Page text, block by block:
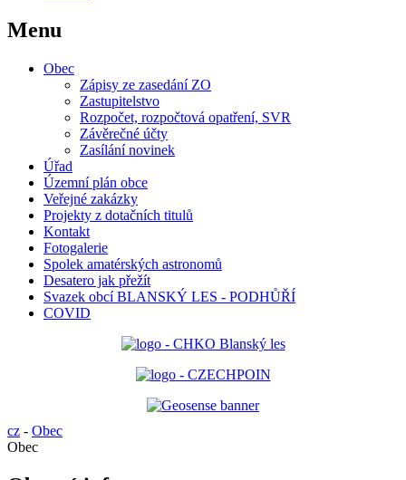
Menu
Obec
Zápisy ze zasedání ZO
Zastupitelstvo
Rozpočet, rozpočtová opatření, SVR
Závěrečné účty
Zasílání novinek
Úřad
Územní plán obce
Veřejné zakázky
Projekty z dotačních titulů
Kontakt
Fotogalerie
Spolek amatérských astronomů
Desatero jak přežít
Svazek obcí BLANSKÝ LES - PODHŮŘÍ
COVID
cz - Obec
Obec